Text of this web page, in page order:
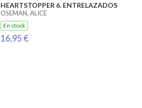
HEARTSTOPPER 6. ENTRELAZADOS
OSEMAN, ALICE
En stock
16,95 €